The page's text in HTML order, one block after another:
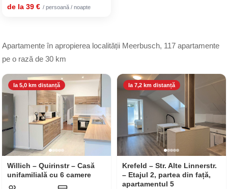
de la 39 € / persoană / noapte
Apartamente în apropierea localității Meerbusch, 117 apartamente
pe o rază de 30 km
la 5,0 km distanță
Willich – Quirinstr – Casă
unifamilială cu 6 camere
la 7,2 km distanță
Krefeld – Str. Alte Linnerstr.
– Etajul 2, partea din față,
apartamentul 5